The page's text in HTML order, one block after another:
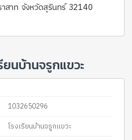
าสาท จังหวัดสุรินทร์ 32140
ยนบ้านจรูกแขวะ
1032650296
โรงเรียนบ้านจรูกแขวะ